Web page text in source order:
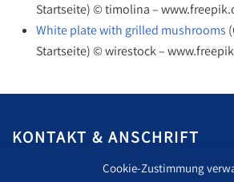
Cookie-Zustimmung
Startseite) © timolina –
White plate with grilled mushrooms
Startseite) © wirestock –
KONTAKT & ANSCHRIFT